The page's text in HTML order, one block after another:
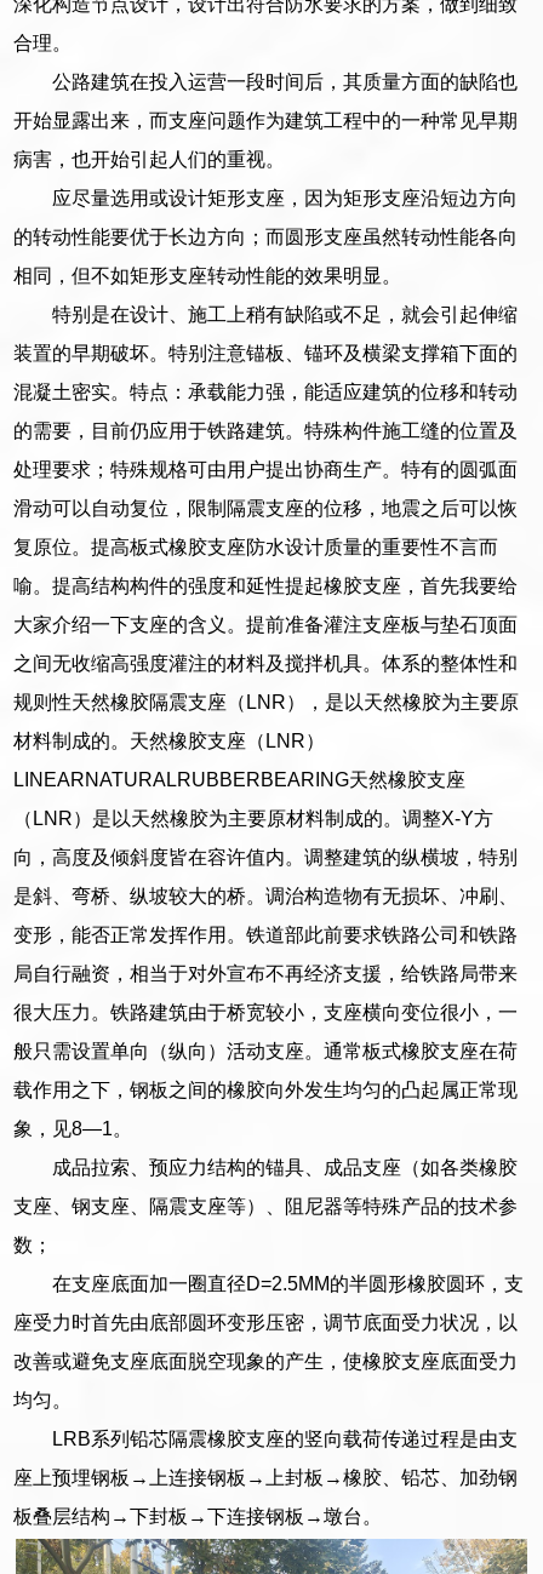
合理。
公路建筑在投入运营一段时间后，其质量方面的缺陷也
开始显露出来，而支座问题作为建筑工程中的一种常见早期
病害，也开始引起人们的重视。
应尽量选用或设计矩形支座，因为矩形支座沿短边方向
的转动性能要优于长边方向；而圆形支座虽然转动性能各向
相同，但不如矩形支座转动性能的效果明显。
特别是在设计、施工上稍有缺陷或不足，就会引起伸缩
装置的早期破坏。特别注意锚板、锚环及横梁支撑箱下面的
混凝土密实。特点：承载能力强，能适应建筑的位移和转动
的需要，目前仍应用于铁路建筑。特殊构件施工缝的位置及
处理要求；特殊规格可由用户提出协商生产。特有的圆弧面
滑动可以自动复位，限制隔震支座的位移，地震之后可以恢
复原位。提高板式橡胶支座防水设计质量的重要性不言而
喻。提高结构构件的强度和延性提起橡胶支座，首先我要给
大家介绍一下支座的含义。提前准备灌注支座板与垫石顶面
之间无收缩高强度灌注的材料及搅拌机具。体系的整体性和
规则性天然橡胶隔震支座（LNR），是以天然橡胶为主要原
材料制成的。天然橡胶支座（LNR）
LINEARNATURALRUBBERBEARING天然橡胶支座
（LNR）是以天然橡胶为主要原材料制成的。调整X-Y方
向，高度及倾斜度皆在容许值内。调整建筑的纵横坡，特别
是斜、弯桥、纵坡较大的桥。调治构造物有无损坏、冲刷、
变形，能否正常发挥作用。铁道部此前要求铁路公司和铁路
局自行融资，相当于对外宣布不再经济支援，给铁路局带来
很大压力。铁路建筑由于桥宽较小，支座横向变位很小，一
般只需设置单向（纵向）活动支座。通常板式橡胶支座在荷
载作用之下，钢板之间的橡胶向外发生均匀的凸起属正常现
象，见8—1。
成品拉索、预应力结构的锚具、成品支座（如各类橡胶
支座、钢支座、隔震支座等）、阻尼器等特殊产品的技术参
数；
在支座底面加一圈直径D=2.5MM的半圆形橡胶圆环，支
座受力时首先由底部圆环变形压密，调节底面受力状况，以
改善或避免支座底面脱空现象的产生，使橡胶支座底面受力
均匀。
LRB系列铅芯隔震橡胶支座的竖向载荷传递过程是由支
座上预埋钢板→上连接钢板→上封板→橡胶、铅芯、加劲钢
板叠层结构→下封板→下连接钢板→墩台。